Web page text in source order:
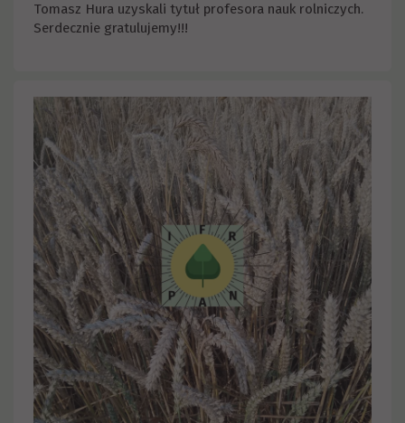
Tomasz Hura uzyskali tytuł profesora nauk rolniczych.
Serdecznie gratulujemy!!!